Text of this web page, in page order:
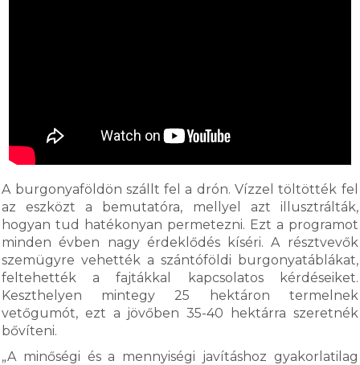
A burgonyaföldön szállt fel a drón. Vízzel töltötték fel
az eszközt a bemutatóra, mellyel azt illusztrálták,
hogyan tud hatékonyan permetezni. Ezt a programot
minden évben nagy érdeklődés kíséri. A résztvevők
szemügyre vehették a szántóföldi burgonyatáblákat,
feltehették a fajtákkal kapcsolatos kérdéseiket.
Keszthelyen mintegy 25 hektáron termelnek
vetőgumót, ezt a jövőben 35-40 hektárra szeretnék
bővíteni.
„A minőségi és a mennyiségi javításhoz gyakorlatilag